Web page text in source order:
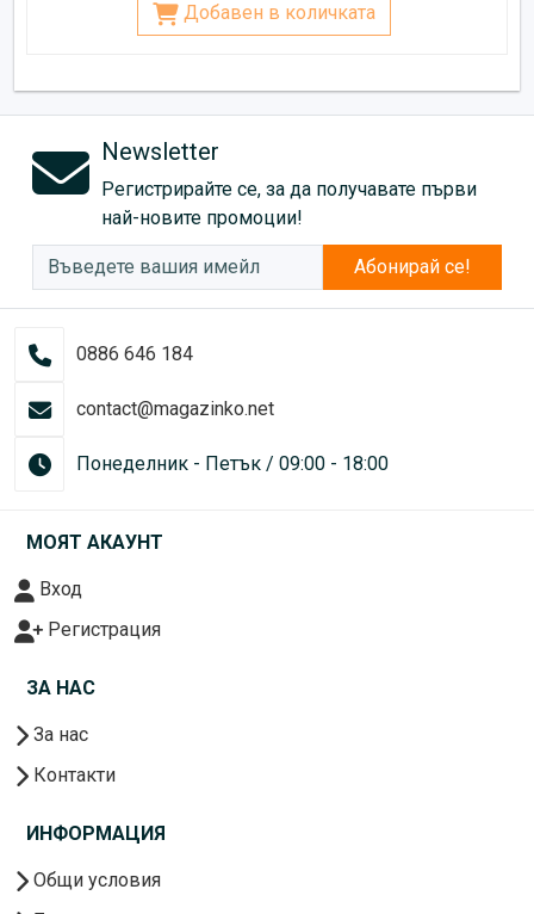
Добавен в количката
Newsletter
Регистрирайте се, за да получавате първи
най-новите промоции!
Абонирай се!
0886 646 184
contact@magazinko.net
Понеделник - Петък / 09:00 - 18:00
МОЯТ АКАУНТ
Вход
Регистрация
ЗА НАС
За нас
Контакти
ИНФОРМАЦИЯ
Общи условия